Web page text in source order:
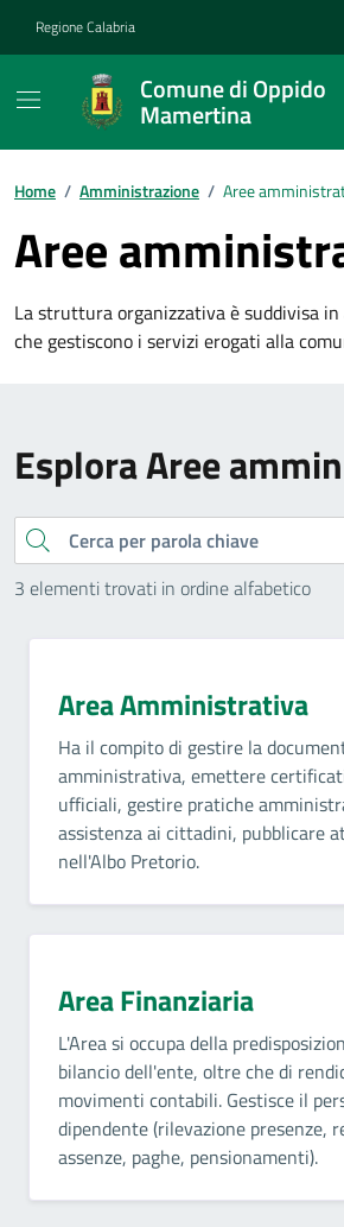
Regione Calabria
Comune di Oppido
Mamertina
Home / Amministrazione / Aree
Aree
La struttura organizzativa è suddivisa
che gestiscono i servizi erogati alla
Esplora Aree
Cerca
3 elementi trovati in ordine alfabetico
Area Amministrativa
Ha il compito di gestire la
amministrativa, emettere
ufficiali, gestire pratiche
assistenza ai cittadini, pubblicare
nell'Albo Pretorio.
Area Finanziaria
L'Area si occupa della
bilancio dell'ente, oltre che di
movimenti contabili. Gestisce il
dipendente (rilevazione presenze,
assenze, paghe, pensionamenti).